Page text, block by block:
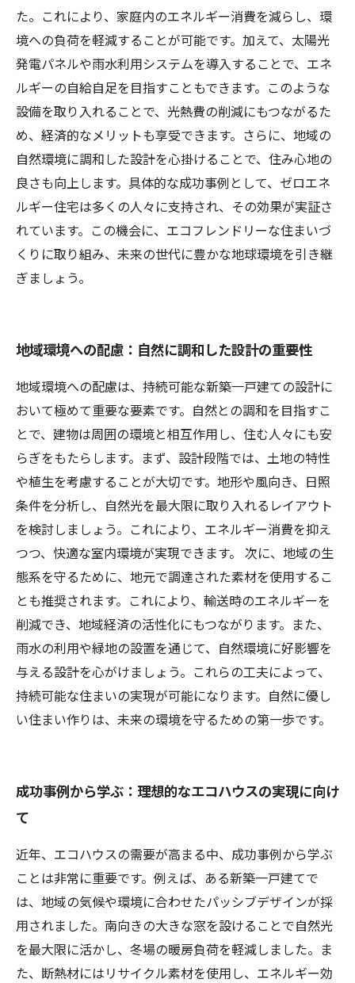
た。これにより、家庭内のエネルギー消費を減らし、環
境への負荷を軽減することが可能です。加えて、太陽光
発電パネルや雨水利用システムを導入することで、エネ
ルギーの自給自足を目指すこともできます。このような
設備を取り入れることで、光熱費の削減にもつながるた
め、経済的なメリットも享受できます。さらに、地域の
自然環境に調和した設計を心掛けることで、住み心地の
良さも向上します。具体的な成功事例として、ゼロエネ
ルギー住宅は多くの人々に支持され、その効果が実証さ
れています。この機会に、エコフレンドリーな住まいづ
くりに取り組み、未来の世代に豊かな地球環境を引き継
ぎましょう。
地域環境への配慮：自然に調和した設計の重要性
地域環境への配慮は、持続可能な新築一戸建ての設計に
おいて極めて重要な要素です。自然との調和を目指すこ
とで、建物は周囲の環境と相互作用し、住む人々にも安
らぎをもたらします。まず、設計段階では、土地の特性
や植生を考慮することが大切です。地形や風向き、日照
条件を分析し、自然光を最大限に取り入れるレイアウト
を検討しましょう。これにより、エネルギー消費を抑え
つつ、快適な室内環境が実現できます。 次に、地域の生
態系を守るために、地元で調達された素材を使用するこ
とも推奨されます。これにより、輸送時のエネルギーを
削減でき、地域経済の活性化にもつながります。また、
雨水の利用や緑地の設置を通じて、自然環境に好影響を
与える設計を心がけましょう。これらの工夫によって、
持続可能な住まいの実現が可能になります。自然に優し
い住まい作りは、未来の環境を守るための第一歩です。
成功事例から学ぶ：理想的なエコハウスの実現に向け
て
近年、エコハウスの需要が高まる中、成功事例から学ぶ
ことは非常に重要です。例えば、ある新築一戸建てで
は、地域の気候や環境に合わせたパッシブデザインが採
用されました。南向きの大きな窓を設けることで自然光
を最大限に活かし、冬場の暖房負荷を軽減しました。ま
た、断熱材にはリサイクル素材を使用し、エネルギー効